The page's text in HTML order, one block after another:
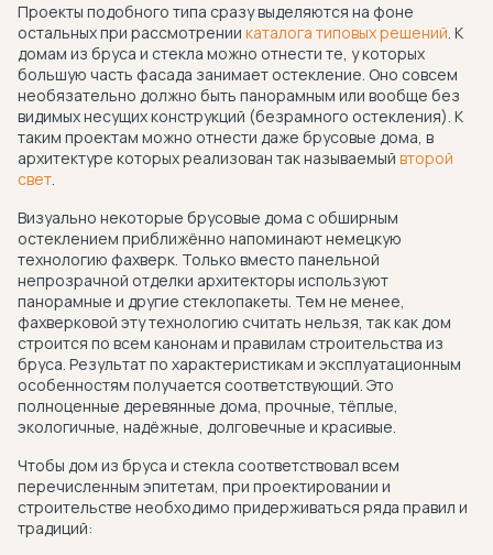
Проекты подобного типа сразу выделяются на фоне
остальных при рассмотрении каталога типовых решений. К
домам из бруса и стекла можно отнести те, у которых
большую часть фасада занимает остекление. Оно совсем
необязательно должно быть панорамным или вообще без
видимых несущих конструкций (безрамного остекления). К
таким проектам можно отнести даже брусовые дома, в
архитектуре которых реализован так называемый второй
свет.
Визуально некоторые брусовые дома с обширным
остеклением приближённо напоминают немецкую
технологию фахверк. Только вместо панельной
непрозрачной отделки архитекторы используют
панорамные и другие стеклопакеты. Тем не менее,
фахверковой эту технологию считать нельзя, так как дом
строится по всем канонам и правилам строительства из
бруса. Результат по характеристикам и эксплуатационным
особенностям получается соответствующий. Это
полноценные деревянные дома, прочные, тёплые,
экологичные, надёжные, долговечные и красивые.
Чтобы дом из бруса и стекла соответствовал всем
перечисленным эпитетам, при проектировании и
строительстве необходимо придерживаться ряда правил и
традиций: